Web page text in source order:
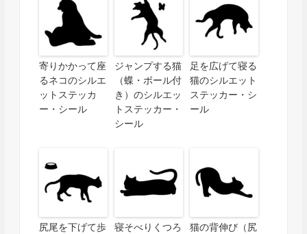
寄りかかって座
るネコのシルエ
ットステッカ
ー・シール
ジャンプする猫
（蝶・ボール付
き）のシルエッ
トステッカー・
シール
足を広げて寝る
猫のシルエット
ステッカー・シ
ール
尻尾を下げて歩
寝そべりくつろ
猫の背伸び（尻